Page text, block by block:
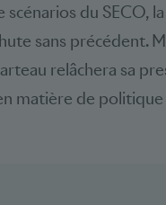
du SECO,
sans précédent.
relâchera sa
matière de politique